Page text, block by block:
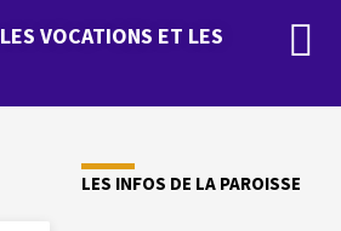
VOCATIONS ET LES
LES INFOS DE LA PAROISSE